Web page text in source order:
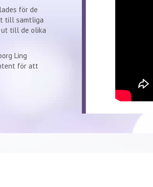
för de
till samtliga
till de olika
Ling
för att